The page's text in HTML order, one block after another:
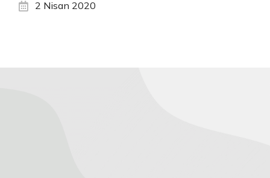
2 Nisan 2020